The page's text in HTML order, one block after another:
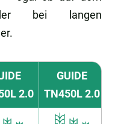
bei langen
2.0
GUIDE
TN450L 2.0